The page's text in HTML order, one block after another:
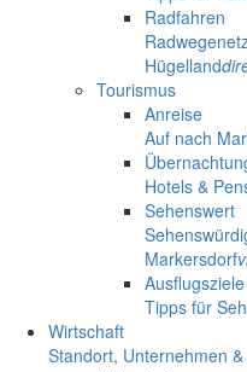
Radfahren
Hügelland
Tourismus
Anreise
Auf nach
Hotels &
Sehenswert
Markersdorf
Tipps für
Wirtschaft
Standort, Unternehmen